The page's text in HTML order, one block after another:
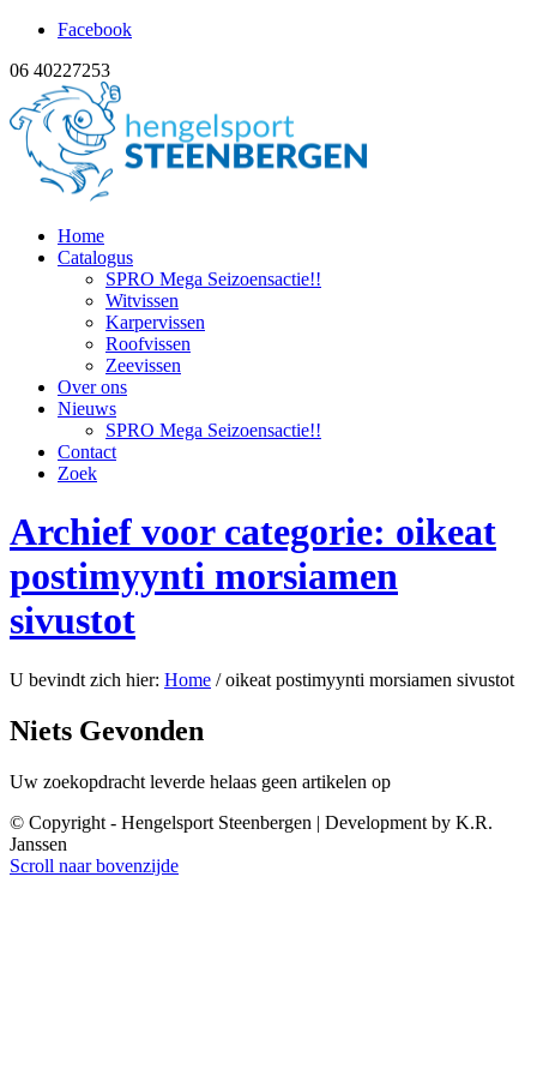
Facebook
06 40227253
Home
Catalogus
SPRO Mega Seizoensactie!!
Witvissen
Karpervissen
Roofvissen
Zeevissen
Over ons
Nieuws
SPRO Mega Seizoensactie!!
Contact
Zoek
Archief voor categorie: oikeat
postimyynti morsiamen
sivustot
U bevindt zich hier: Home / oikeat postimyynti morsiamen sivustot
Niets Gevonden
Uw zoekopdracht leverde helaas geen artikelen op
© Copyright - Hengelsport Steenbergen | Development by K.R.
Janssen
Scroll naar bovenzijde